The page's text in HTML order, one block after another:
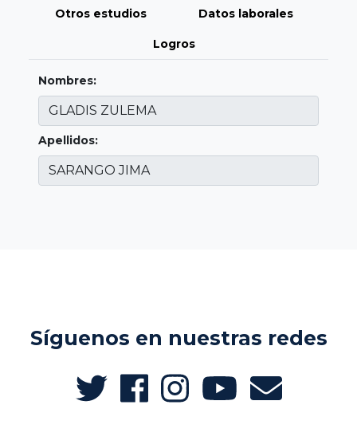
Otros estudios Datos laborales
Logros
Nombres:
Apellidos:
Síguenos en nuestras redes